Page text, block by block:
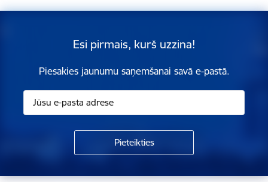
Esi pirmais, kurš uzzina!
Piesakies jaunumu saņemšanai savā e-pastā.